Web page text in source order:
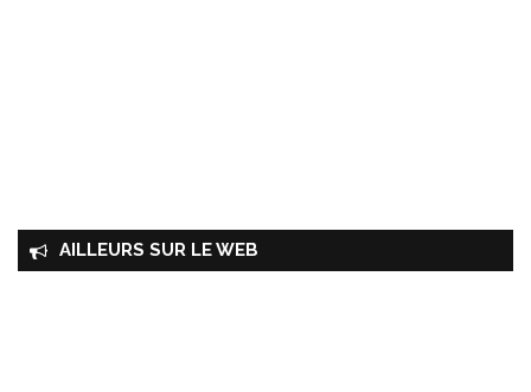
AILLEURS SUR LE WEB